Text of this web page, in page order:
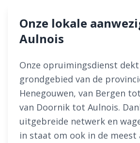
Onze lokale
Aulnois
Onze opruimingsdienst
grondgebied van de
Henegouwen, van Bergen
van Doornik tot Aulnois.
uitgebreide netwerk en
in staat om ook in de meest